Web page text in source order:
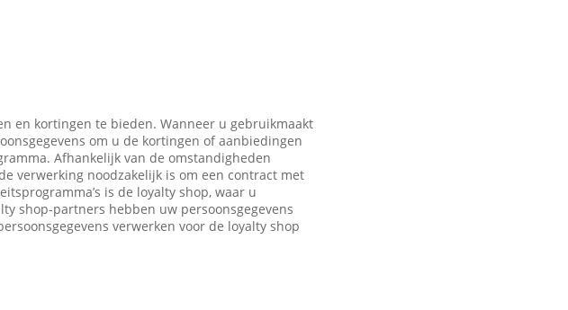
en kortingen te bieden. Wanneer u gebruikmaakt
om u de kortingen of aanbiedingen
Afhankelijk van de omstandigheden
verwerking noodzakelijk is om een contract met
is de loyalty shop, waar u
shop-partners hebben uw persoonsgegevens
verwerken voor de loyalty shop